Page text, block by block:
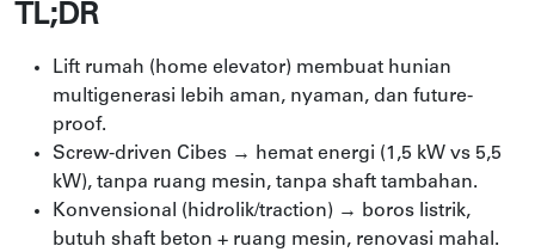
TL;DR
Lift rumah (home elevator) membuat hunian
multigenerasi lebih aman, nyaman, dan future-
proof.
Screw-driven Cibes → hemat energi (1,5 kW vs 5,5
kW), tanpa ruang mesin, tanpa shaft tambahan.
Konvensional (hidrolik/traction) → boros listrik,
butuh shaft beton + ruang mesin, renovasi mahal.